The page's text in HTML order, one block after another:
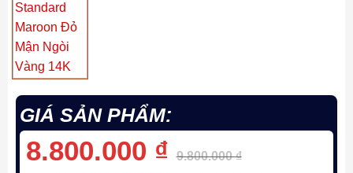
GIÁ SẢN PHẨM:
8.800.000 ₫ 9.800.000₫